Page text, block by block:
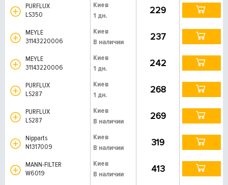
PURFLUX
LS350
Киев
1 дн.
229
MEYLE
31143220006
Киев
В наличии
237
MEYLE
31143220006
Киев
1 дн.
242
PURFLUX
LS287
Киев
1 дн.
268
PURFLUX
LS287
Киев
В наличии
269
Nipparts
N1317009
Киев
В наличии
319
MANN-FILTER
W6019
Киев
В наличии
413